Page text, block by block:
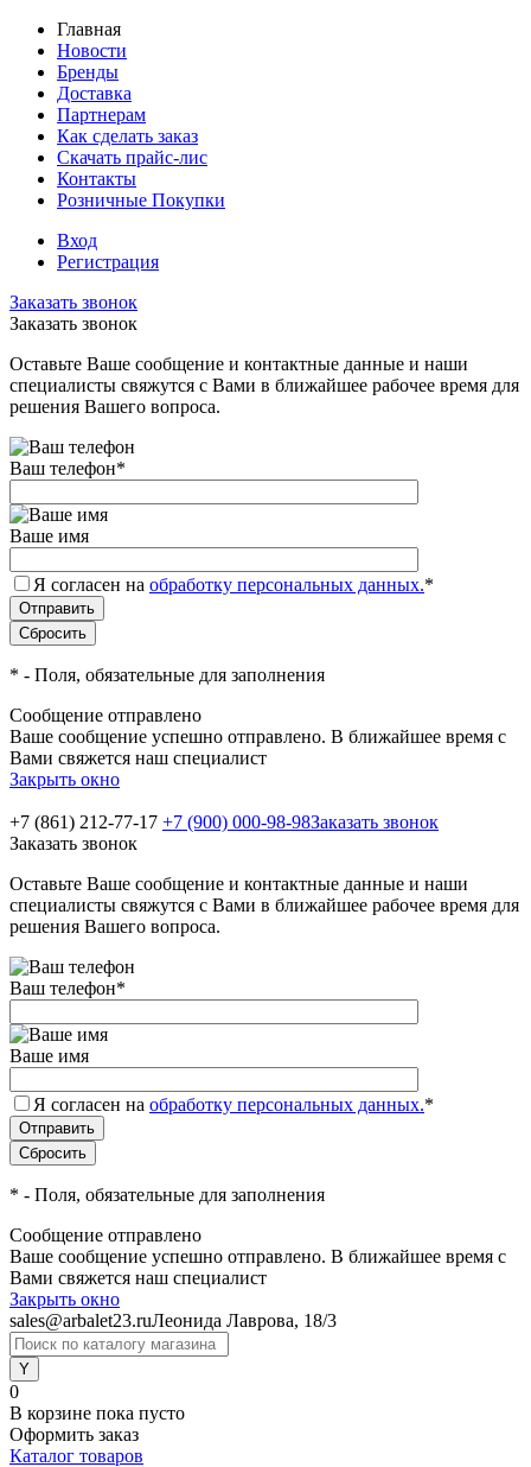
Главная
Новости
Бренды
Доставка
Партнерам
Как сделать заказ
Скачать прайс-лис
Контакты
Розничные Покупки
Вход
Регистрация
Заказать звонок
Заказать звонок
Оставьте Ваше сообщение и контактные данные и наши
специалисты свяжутся с Вами в ближайшее рабочее время для
решения Вашего вопроса.
Ваш телефон*
Ваше имя
Я согласен на обработку персональных данных.*
* - Поля, обязательные для заполнения
Сообщение отправлено
Ваше сообщение успешно отправлено. В ближайшее время с
Вами свяжется наш специалист
Закрыть окно
+7 (861) 212-77-17 +7 (900) 000-98-98Заказать звонок
Заказать звонок
Оставьте Ваше сообщение и контактные данные и наши
специалисты свяжутся с Вами в ближайшее рабочее время для
решения Вашего вопроса.
Ваш телефон*
Ваше имя
Я согласен на обработку персональных данных.*
* - Поля, обязательные для заполнения
Сообщение отправлено
Ваше сообщение успешно отправлено. В ближайшее время с
Вами свяжется наш специалист
Закрыть окно
sales@arbalet23.ruЛеонида Лаврова, 18/3
0
В корзине пока пусто
Оформить заказ
Каталог товаров